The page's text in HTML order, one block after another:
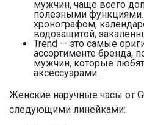
мужчин, чаще всего
полезными
хронографом,
водозащитой,
Trend — это самые
ассортименте бренда,
мужчин, которые
аксессуарами.
Женские наручные часы от
следующими линейками: